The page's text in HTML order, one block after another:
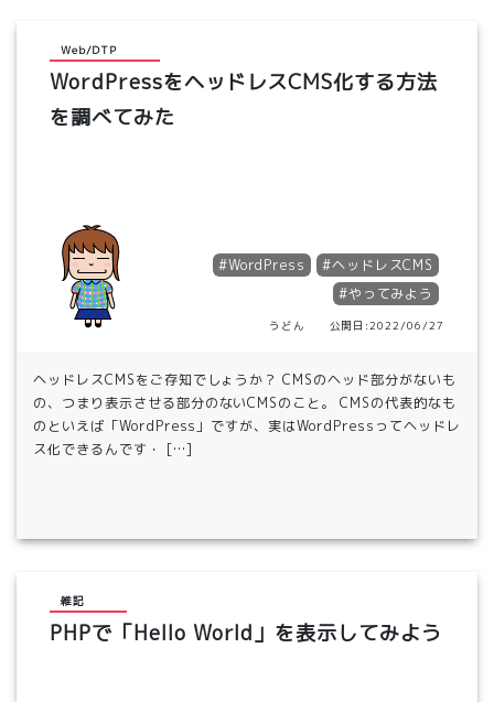
Web/DTP
WordPressをヘッドレスCMS化する方法
を調べてみた
#WordPress
#ヘッドレスCMS
#やってみよう
うどん 公開日:2022/06/27
ヘッドレスCMSをご存知でしょうか？ CMSのヘッド部分がないも
の、つまり表示させる部分のないCMSのこと。 CMSの代表的なも
のといえば「WordPress」ですが、実はWordPressってヘッドレ
ス化できるんです・ […]
雑記
PHPで「Hello World」を表示してみよう